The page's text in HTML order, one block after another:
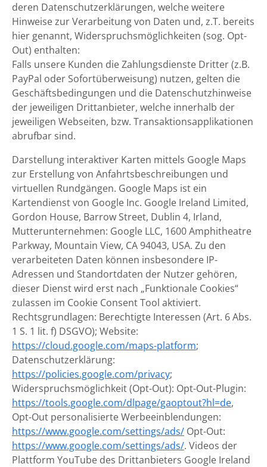
deren Datenschutzerklärungen, welche weitere
Hinweise zur Verarbeitung von Daten und, z.T. bereits
hier genannt, Widerspruchsmöglichkeiten (sog. Opt-
Out) enthalten:
Falls unsere Kunden die Zahlungsdienste Dritter (z.B.
PayPal oder Sofortüberweisung) nutzen, gelten die
Geschäftsbedingungen und die Datenschutzhinweise
der jeweiligen Drittanbieter, welche innerhalb der
jeweiligen Webseiten, bzw. Transaktionsapplikationen
abrufbar sind.
Darstellung interaktiver Karten mittels Google Maps
zur Erstellung von Anfahrtsbeschreibungen und
virtuellen Rundgängen. Google Maps ist ein
Kartendienst von Google Inc. Google Ireland Limited,
Gordon House, Barrow Street, Dublin 4, Irland,
Mutterunternehmen: Google LLC, 1600 Amphitheatre
Parkway, Mountain View, CA 94043, USA. Zu den
verarbeiteten Daten können insbesondere IP-
Adressen und Standortdaten der Nutzer gehören,
dieser Dienst wird erst nach „Funktionale Cookies“
zulassen im Cookie Consent Tool aktiviert.
Rechtsgrundlagen: Berechtigte Interessen (Art. 6 Abs.
1 S. 1 lit. f) DSGVO); Website:
https://cloud.google.com/maps-platform;
Datenschutzerklärung:
https://policies.google.com/privacy;
Widerspruchsmöglichkeit (Opt-Out): Opt-Out-Plugin:
https://tools.google.com/dlpage/gaoptout?hl=de,
Opt-Out personalisierte Werbeeinblendungen:
https://www.google.com/settings/ads/ Opt-Out:
https://www.google.com/settings/ads/. Videos der
Plattform YouTube des Drittanbieters Google Ireland